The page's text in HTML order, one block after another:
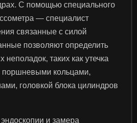
С помощью специального
— специалист
связанные с силой
позволяют определить
таких как утечка
поршневыми кольцами,
головкой блока цилиндров
и замера